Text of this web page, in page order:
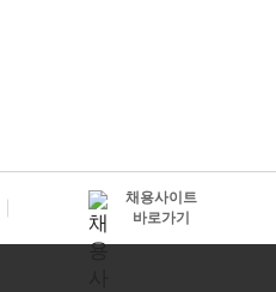
채용사이트
바로가기